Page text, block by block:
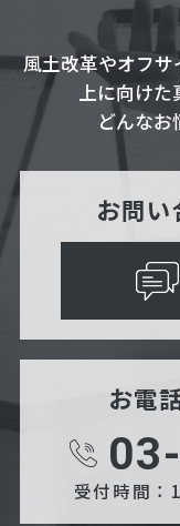
風土改革やオフサ
上に向け
どんなお
お問い
お電
受付時間